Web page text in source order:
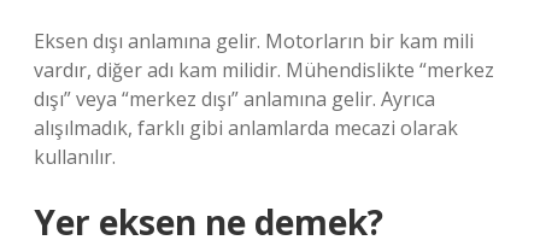
Eksen dışı anlamına gelir. Motorların bir kam mili
vardır, diğer adı kam milidir. Mühendislikte “merkez
dışı” veya “merkez dışı” anlamına gelir. Ayrıca
alışılmadık, farklı gibi anlamlarda mecazi olarak
kullanılır.
Yer eksen ne demek?